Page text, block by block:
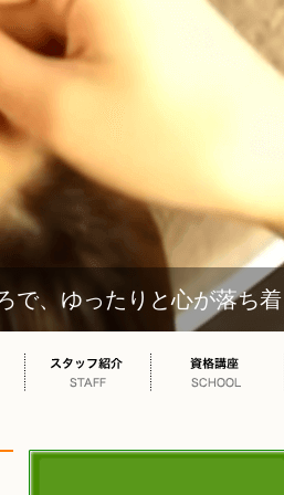
ったりと心が落ち着きま